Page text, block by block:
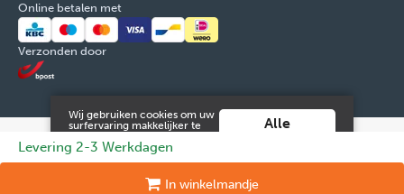
Levering 2-3 Werkdagen
In winkelmandje
Online betalen met
Verzonden door
© 2026 FOX & Cie Ondernemingsnr: 0551.965.335
Tilroy.
Juridische informatie en contact
Cookies
Wij gebruiken cookies om uw
surfervaring makkelijker te
te maken van deze website ga
je hiermee akkoord.
Meer info vind je in onze
algemene voorwaarden.
Alle
aanvaarden